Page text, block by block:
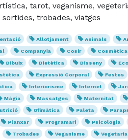
tarot, veganisme,
trobades, viatges
Allotjament Animals
Companyia Cosir Cosmètica
Dibuix Dietètica Disseny
Expressió Corporal Festes
Interiorisme Internet
Màgia Massatges Maternitat
Ofimàtica Paleta
Planxar Programari Psicologia
Trobades Veganisme